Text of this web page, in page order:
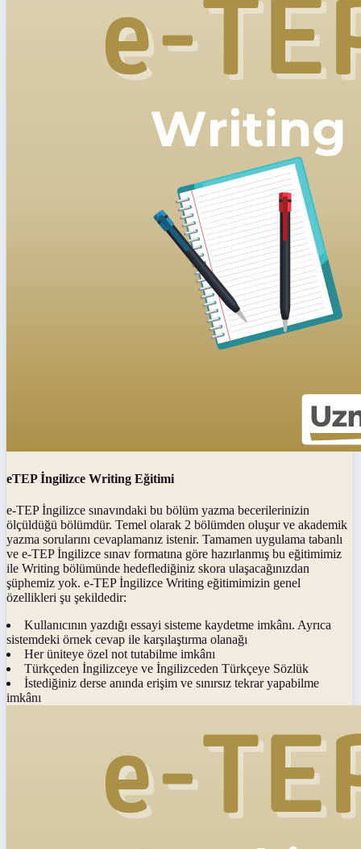
eTEP İngilizce Writing Eğitimi
e-TEP İngilizce sınavındaki bu bölüm yazma becerilerinizin
ölçüldüğü bölümdür. Temel olarak 2 bölümden oluşur ve akademik
yazma sorularını cevaplamanız istenir. Tamamen uygulama tabanlı
ve e-TEP İngilizce sınav formatına göre hazırlanmış bu eğitimimiz
ile Writing bölümünde hedeflediğiniz skora ulaşacağınızdan
şüphemiz yok. e-TEP İngilizce Writing eğitimimizin genel
özellikleri şu şekildedir:
Kullanıcının yazdığı essayi sisteme kaydetme imkânı. Ayrıca
sistemdeki örnek cevap ile karşılaştırma olanağı
Her üniteye özel not tutabilme imkânı
Türkçeden İngilizceye ve İngilizceden Türkçeye Sözlük
İstediğiniz derse anında erişim ve sınırsız tekrar yapabilme
imkânı